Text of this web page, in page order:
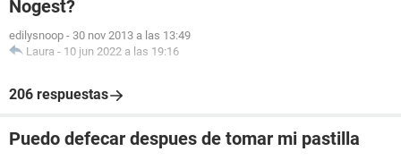
Nogest?
edilysnoop - 30 nov 2013 a las 13:49
Laura - 10 jun 2022 a las 19:16
206 respuestas
Puedo defecar despues de tomar mi pastilla